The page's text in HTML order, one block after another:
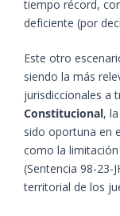
tiempo récord,
deficiente (por
Este otro
siendo la más
jurisdiccionales a
Constitucional,
sido oportuna en
como la
(Sentencia 98-23-
territorial de los